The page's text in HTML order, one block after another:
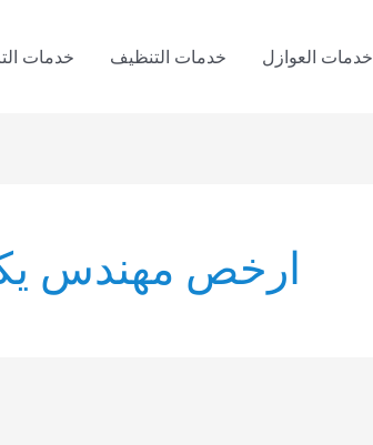
خدمات العوازل خدمات التنظيف خدمات
ارخص مهندس